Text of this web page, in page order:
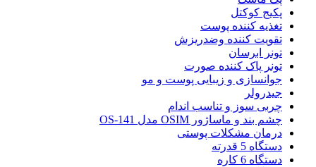
پکیج کوکتل
تغذیه کننده پوست
تقویت کننده وضدریزش
تونر ابرسان
تونر پاک کننده صورت
جوانسازی و زیبایی پوست و مو
جیدرولر
چربی سوز و تناسب اندام
چشم بند و ماساژور OSIM مدل OS-141
درمان مشکلات پوستی
دستگاه 5 قدرته
دستگاه 6 کاره